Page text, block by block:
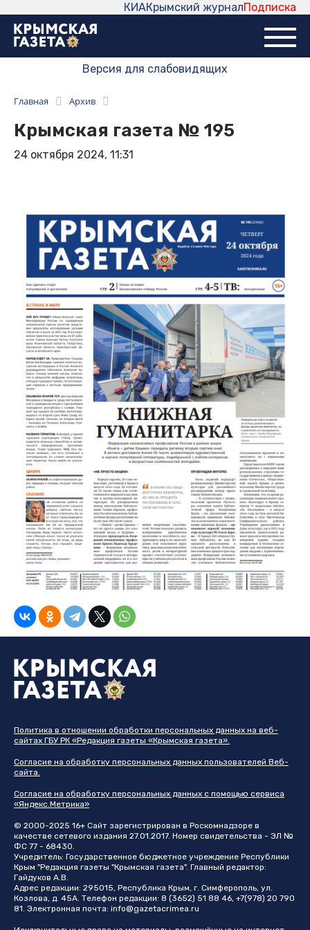
Подписка
Крымский журнал
КИА
Версия для слабовидящих
Главная Архив
Крымская газета № 195
24 октября 2024, 11:31
Политика в отношении обработки персональных данных на веб-
сайтах ГБУ РК «Редакция газеты «Крымская газета».
Согласие на обработку персональных данных пользователей Веб-
сайта.
Согласие на обработку персональных данных с помощью сервиса
«Яндекс.Метрика»
© 2000-2025 16+ Сайт зарегистрирован в Роскомнадзоре в
качестве сетевого издания 27.01.2017. Номер свидетельства - ЭЛ №
ФС 77 - 68430.
Учредитель: Государственное бюджетное учреждение Республики
Крым "Редакция газеты "Крымская газета". Главный редактор:
Гайдуков А.В.
Адрес редакции: 295015, Республика Крым, г. Симферополь, ул.
Козлова, д. 45А. Телефон редакции: 8 (3652) 51 88 46, +7(978) 20 790
81. Электронная почта: info@gazetacrimea.ru